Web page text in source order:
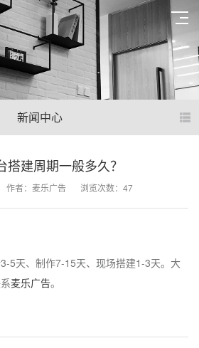
新闻中心
搭建周期一般多久？
作者：麦乐广告 浏览次数：47
5天、制作7-15天、现场搭建1-3天。大
麦乐广告。